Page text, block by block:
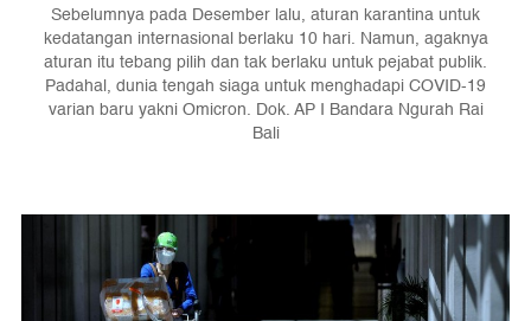
Sebelumnya pada Desember lalu, aturan karantina untuk
kedatangan internasional berlaku 10 hari. Namun, agaknya
aturan itu tebang pilih dan tak berlaku untuk pejabat publik.
Padahal, dunia tengah siaga untuk menghadapi COVID-19
varian baru yakni Omicron. Dok. AP I Bandara Ngurah Rai
Bali